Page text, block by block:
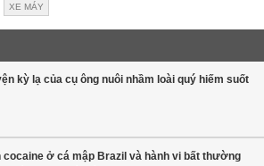
XE MÁY
kỳ lạ của cụ ông nuôi nhầm loài quý hiếm suốt
cocaine ở cá mập Brazil và hành vi bất thường